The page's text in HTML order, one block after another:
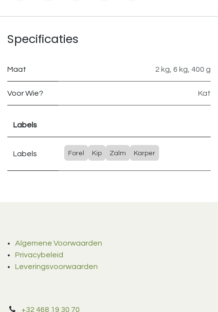
Specificaties
Maat 2 kg, 6 kg, 400 g
Voor Wie? Kat
Labels
Labels Forel Kip Zalm Karper
Algemene Voorwaarden
Privacybeleid
Leveringsvoorwaarden
+32 468 19 30 70